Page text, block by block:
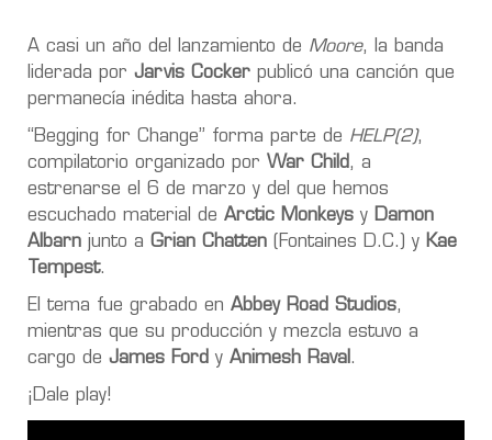
A casi un año del lanzamiento de Moore, la banda
liderada por Jarvis Cocker publicó una canción que
permanecía inédita hasta ahora.
“Begging for Change” forma parte de HELP(2),
compilatorio organizado por War Child, a
estrenarse el 6 de marzo y del que hemos
escuchado material de Arctic Monkeys y Damon
Albarn junto a Grian Chatten (Fontaines D.C.) y Kae
Tempest.
El tema fue grabado en Abbey Road Studios,
mientras que su producción y mezcla estuvo a
cargo de James Ford y Animesh Raval .
¡Dale play!